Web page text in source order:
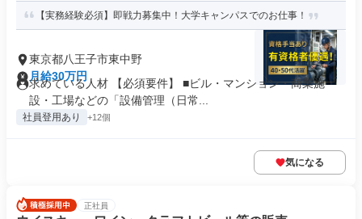
【実務経験必須】即戦力募集中！大学キャンパスでのお仕事！
東京都八王子市東中野
月給30万円
求めている人材 【必須要件】 ■ビル・マンション・商業施
設・工場などの「設備管理（日常...
社員登用あり +12個
気になる
正社員